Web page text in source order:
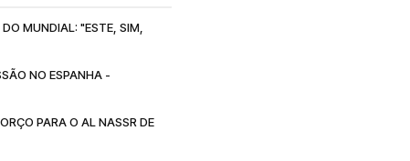
MUNDIAL: "ESTE, SIM,
NO ESPANHA -
PARA O AL NASSR DE